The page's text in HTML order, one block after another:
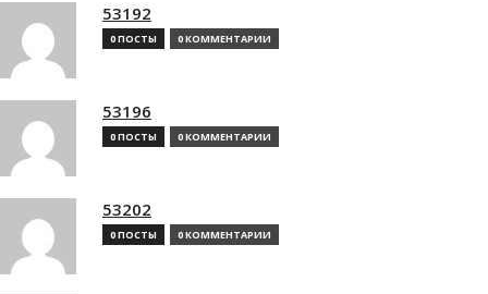
53192
0 ПОСТЫ 0 КОММЕНТАРИИ
53196
0 ПОСТЫ 0 КОММЕНТАРИИ
53202
0 ПОСТЫ 0 КОММЕНТАРИИ